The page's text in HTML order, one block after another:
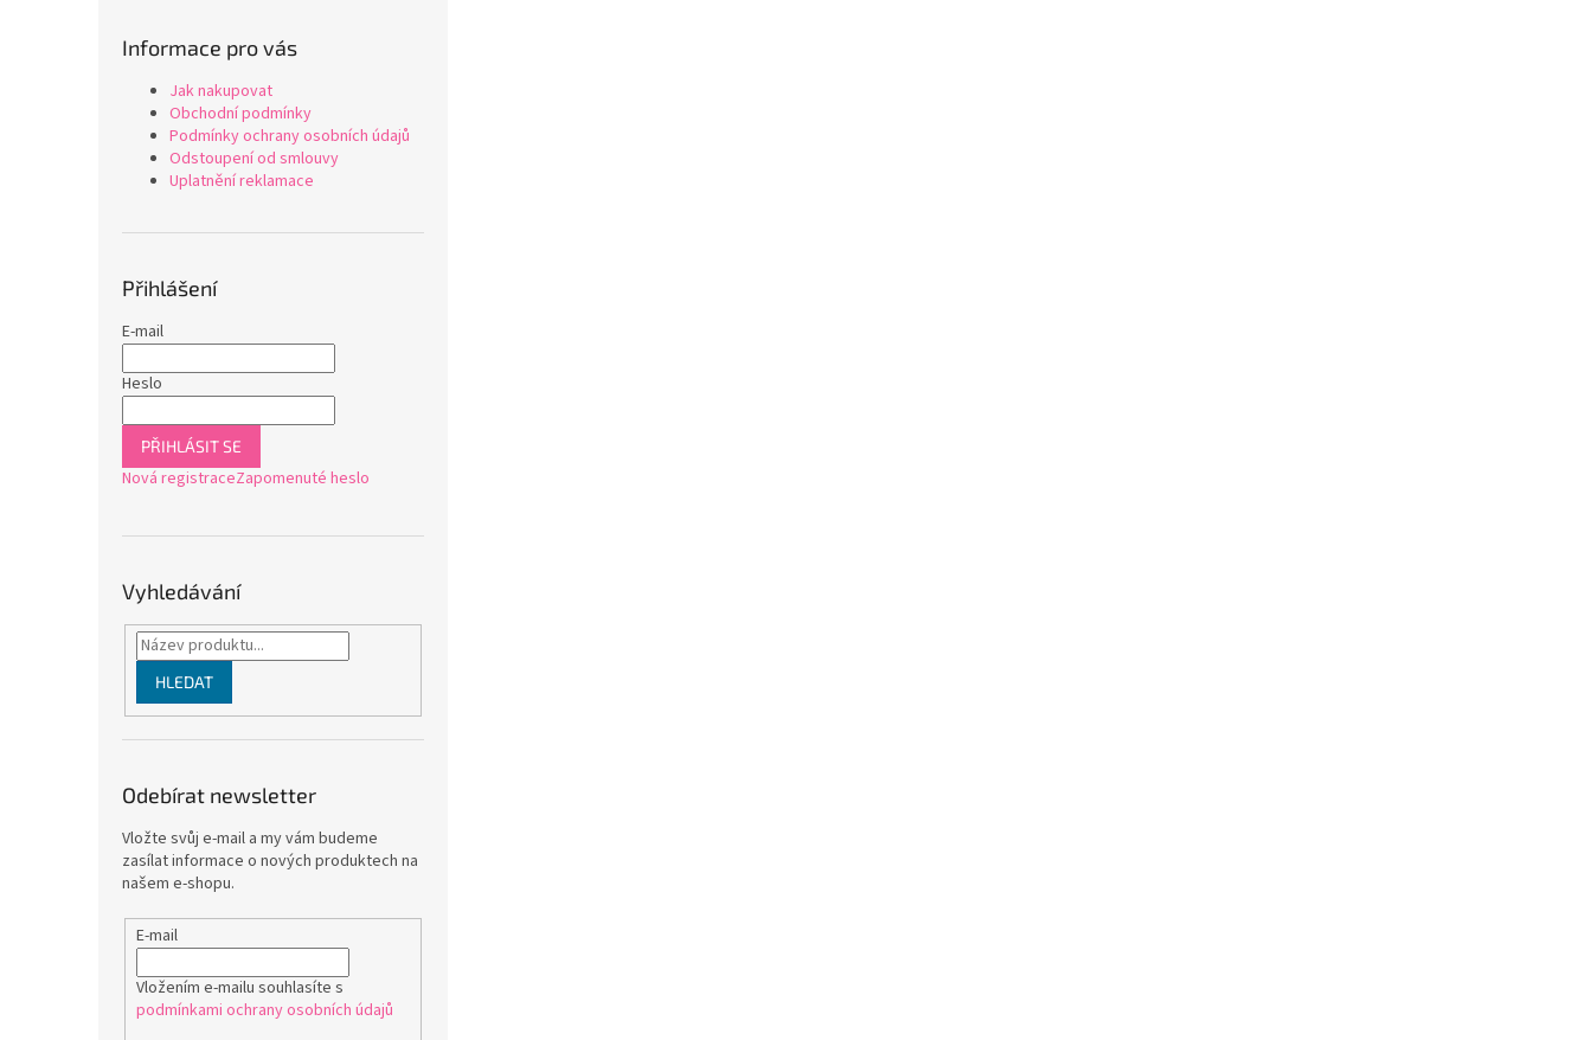
Informace pro vás
Jak nakupovat
Obchodní podmínky
Podmínky ochrany osobních údajů
Odstoupení od smlouvy
Uplatnění reklamace
Přihlášení
E-mail
Heslo
PŘIHLÁSIT SE
Nová registraceZapomenuté heslo
Vyhledávání
HLEDAT
Odebírat newsletter
Vložte svůj e-mail a my vám budeme
zasílat informace o nových produktech na
našem e-shopu.
E-mail
Vložením e-mailu souhlasíte s
podmínkami ochrany osobních údajů